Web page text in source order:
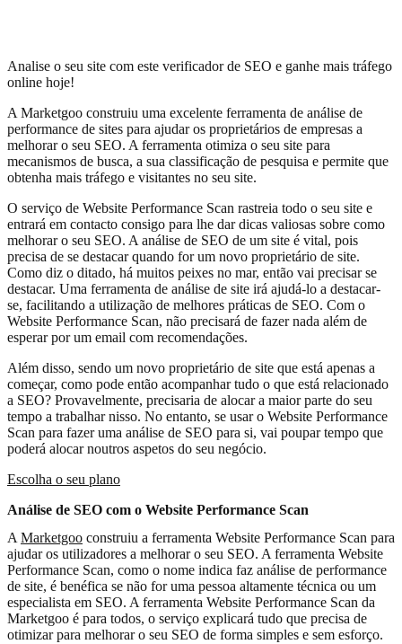
Analise o seu site com este verificador de SEO e ganhe mais tráfego
online hoje!
A Marketgoo construiu uma excelente ferramenta de análise de
performance de sites para ajudar os proprietários de empresas a
melhorar o seu SEO. A ferramenta otimiza o seu site para
mecanismos de busca, a sua classificação de pesquisa e permite que
obtenha mais tráfego e visitantes no seu site.
O serviço de Website Performance Scan rastreia todo o seu site e
entrará em contacto consigo para lhe dar dicas valiosas sobre como
melhorar o seu SEO. A análise de SEO de um site é vital, pois
precisa de se destacar quando for um novo proprietário de site.
Como diz o ditado, há muitos peixes no mar, então vai precisar se
destacar. Uma ferramenta de análise de site irá ajudá-lo a destacar-
se, facilitando a utilização de melhores práticas de SEO. Com o
Website Performance Scan, não precisará de fazer nada além de
esperar por um email com recomendações.
Além disso, sendo um novo proprietário de site que está apenas a
começar, como pode então acompanhar tudo o que está relacionado
a SEO? Provavelmente, precisaria de alocar a maior parte do seu
tempo a trabalhar nisso. No entanto, se usar o Website Performance
Scan para fazer uma análise de SEO para si, vai poupar tempo que
poderá alocar noutros aspetos do seu negócio.
Escolha o seu plano
Análise de SEO com o Website Performance Scan
A Marketgoo construiu a ferramenta Website Performance Scan para
ajudar os utilizadores a melhorar o seu SEO. A ferramenta Website
Performance Scan, como o nome indica faz análise de performance
de site, é benéfica se não for uma pessoa altamente técnica ou um
especialista em SEO. A ferramenta Website Performance Scan da
Marketgoo é para todos, o serviço explicará tudo que precisa de
otimizar para melhorar o seu SEO de forma simples e sem esforço.